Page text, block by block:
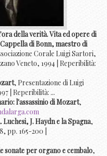
della verità. Vita ed opere di
di Bonn, maestro di
Corale Luigi Sartori,
Veneto, 1994 | Reperibilità:
, Presentazione di Luigi
| Reperibilità: ...
l'assassinio di Mozart,
J. Haydn e la Spagna,
pp. 165-200 |
sonate per organo e cembalo,